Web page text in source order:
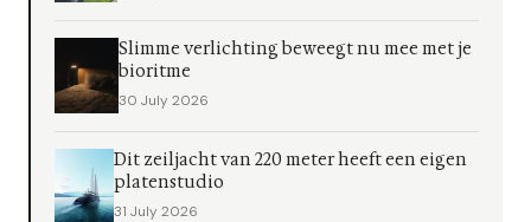
Slimme verlichting beweegt nu mee met je
bioritme
30 July 2026
Dit zeiljacht van 220 meter heeft een eigen
platenstudio
31 July 2026